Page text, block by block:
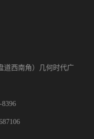
道西南角）几何时代广